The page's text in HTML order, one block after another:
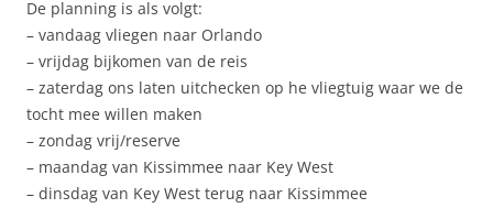
De planning is als volgt:
– vandaag vliegen naar Orlando
– vrijdag bijkomen van de reis
– zaterdag ons laten uitchecken op he vliegtuig waar we de
tocht mee willen maken
– zondag vrij/reserve
– maandag van Kissimmee naar Key West
– dinsdag van Key West terug naar Kissimmee